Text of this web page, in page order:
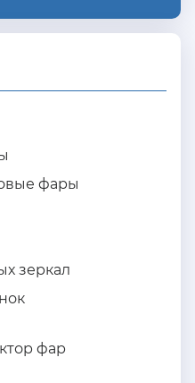
фары
зеркал
фар